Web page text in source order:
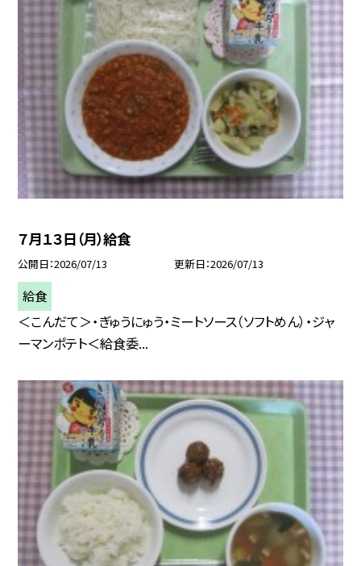
７月１３日（月）給食
公開日 2026/07/13 更新日 2026/07/13
給食
＜こんだて＞・ぎゅうにゅう・ミートソース（ソフトめん）・ジャ
ーマンポテト＜給食委...